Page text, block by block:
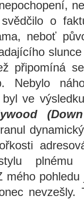
o
neboť
připomíná
Nebylo
ve
plnému
mého